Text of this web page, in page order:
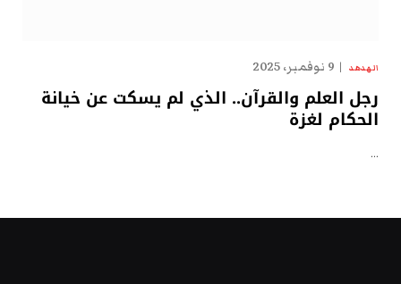
الهدهد 9 نوفمبر، 2025
رجل العلم والقرآن.. الذي لم يسكت عن خيانة
الحكام لغزة
…